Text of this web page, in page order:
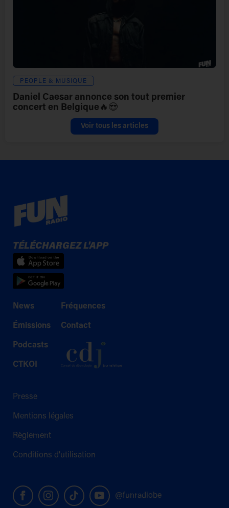
PEOPLE & MUSIQUE
Daniel Caesar annonce son tout premier
concert en Belgique🔥😍
Voir tous les articles
TÉLÉCHARGEZ L'APP
News
Émissions
Podcasts
CTKOI
Fréquences
Contact
Presse
Mentions légales
Règlement
Conditions d'utilisation
@funradiobe